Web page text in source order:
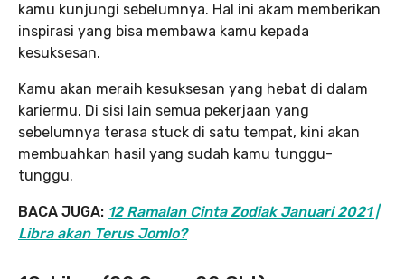
kamu kunjungi sebelumnya. Hal ini akam memberikan
inspirasi yang bisa membawa kamu kepada
kesuksesan.
Kamu akan meraih kesuksesan yang hebat di dalam
kariermu. Di sisi lain semua pekerjaan yang
sebelumnya terasa stuck di satu tempat, kini akan
membuahkan hasil yang sudah kamu tunggu-
tunggu.
BACA JUGA: 12 Ramalan Cinta Zodiak Januari 2021 |
Libra akan Terus Jomlo?